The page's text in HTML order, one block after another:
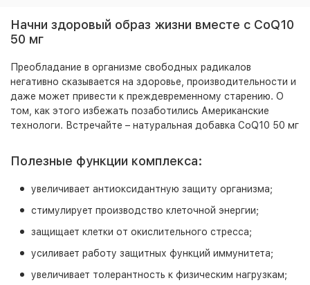
Начни здоровый образ жизни вместе с CoQ10
50 мг
Преобладание в организме свободных радикалов
негативно сказывается на здоровье, производительности и
даже может привести к преждевременному старению. О
том, как этого избежать позаботились Американские
технологи. Встречайте – натуральная добавка CoQ10 50 мг
Полезные функции комплекса:
увеличивает антиоксидантную защиту организма;
стимулирует производство клеточной энергии;
защищает клетки от окислительного стресса;
усиливает работу защитных функций иммунитета;
увеличивает толерантность к физическим нагрузкам;